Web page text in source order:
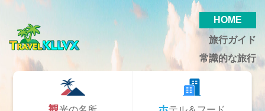
HOME
旅行ガイド
常識的な旅行